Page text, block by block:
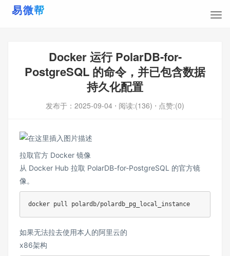
Docker 运行 PolarDB-for-
PostgreSQL 的命令，并已包含数据
持久化配置
发布于： 2025-09-04 ⋅ 阅读:(136) ⋅ 点赞:(0)
拉取官方 Docker 镜像
从 Docker Hub 拉取 PolarDB-for-PostgreSQL 的官方镜
像。
docker
如果无法拉去使用本人的阿里云的
x86架构